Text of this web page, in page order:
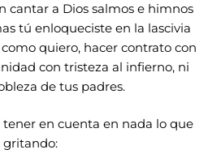
cantar a Dios salmos e himnos
tú enloqueciste en la lascivia
quiero, hacer contrato con
con tristeza al infierno, ni
de tus padres.
tener en cuenta en nada lo que
gritando: